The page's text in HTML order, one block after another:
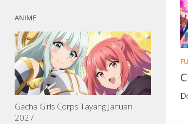
ANIME
Gacha Girls Corps Tayang Januari
2027